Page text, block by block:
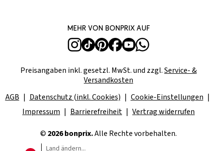
Mehr von bonprix auf
Preisangaben inkl. gesetzl. MwSt. und zzgl.Service- &
Versandkosten
AGB
Datenschutz (inkl. Cookies)
Cookie-Einstellungen
Impressum
Barrierefreiheit Vertrag widerrufen
© 2026 bonprix.Alle Rechte vorbehalten.
Land ändern...